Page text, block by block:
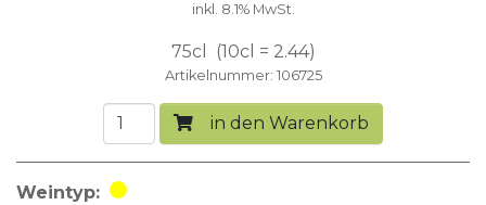
inkl. 8.1% MwSt.
75cl 10cl = 2.44
Artikelnummer 106725
in den Warenkorb
Weintyp Weisswein